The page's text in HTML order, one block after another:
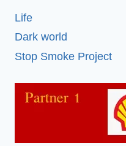
Life
Dark world
Stop Smoke Project